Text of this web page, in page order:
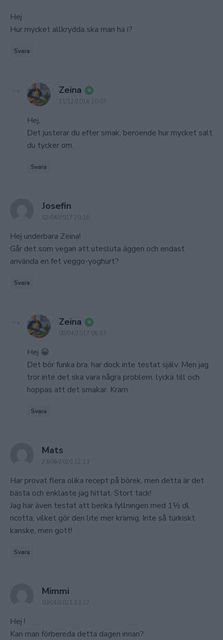
Hej
Hur mycket allkrydda ska man ha i?
Svara
Zeina says:
11/12/2016 10:07
Hej,
Det justerar du efter smak, beroende hur mycket salt
du tycker om.
Svara
Josefin
02/04/2017 20:10
Hej underbara Zeina!
Går det som vegan att utesluta äggen och endast
använda en fet veggo-yoghurt?
Svara
Zeina says:
08/04/2017 08:57
Hej 😀
Det bör funka bra, har dock inte testat själv. Men jag
tror inte det ska vara några problem. lycka till och
hoppas att det smakar. Kram
Svara
Mats
23/06/2020 12:13
Har provat flera olika recept på börek, men detta är det
bästa och enklaste jag hittat. Stort tack!
Jag har även testat att berika fyllningen med 1½ dl
ricotta, vilket gör den lite mer krämig. Inte så turkiskt
kanske, men gott!
Svara
Mimmi
03/01/2021 23:27
Hej !
Kan man förbereda detta dagen innan?